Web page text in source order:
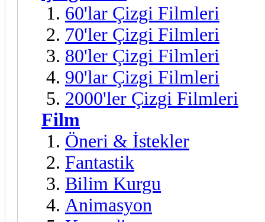
60'lar Çizgi Filmleri
70'ler Çizgi Filmleri
80'ler Çizgi Filmleri
90'lar Çizgi Filmleri
2000'ler Çizgi Filmleri
Film
Öneri & İstekler
Fantastik
Bilim Kurgu
Animasyon